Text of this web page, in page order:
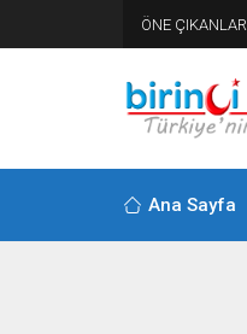
ÖNE ÇIKANLAR
Ana Sayfa